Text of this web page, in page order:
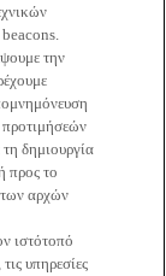
την
δημιουργία
προς το
των αρχών
ιστότοπό
υπηρεσίες